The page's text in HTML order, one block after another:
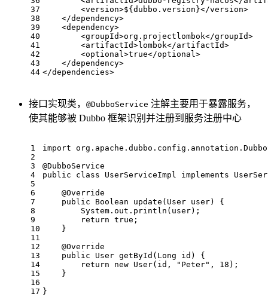
37
38
39
40
41
42
43
44
<version>${dubbo.version}</version>
</dependency>
<dependency>
<groupId>org.projectlombok</groupId>
<artifactId>lombok</artifactId>
<optional>true</optional>
</dependency>
</dependencies>
接口实现类， @DubboService 注解主要用于暴露服务，
使其能够被 Dubbo 框架识别并注册到服务注册中心
1
2
3
4
5
6
7
8
9
10
11
12
13
14
15
16
17
import
@DubboService
public
class UserServiceImpl implements
@Override
public Boolean update (User user)
{
        System.out.println(user);
return true ;
    }
@Override
public User getById (Long id)
{
return
new User(id, "Peter" , 18 );
    }
}